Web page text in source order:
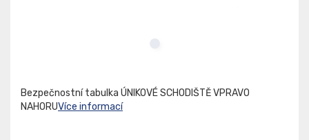
Bezpečnostní tabulka ÚNIKOVÉ SCHODIŠTĚ VPRAVO
NAHORUVíce informací